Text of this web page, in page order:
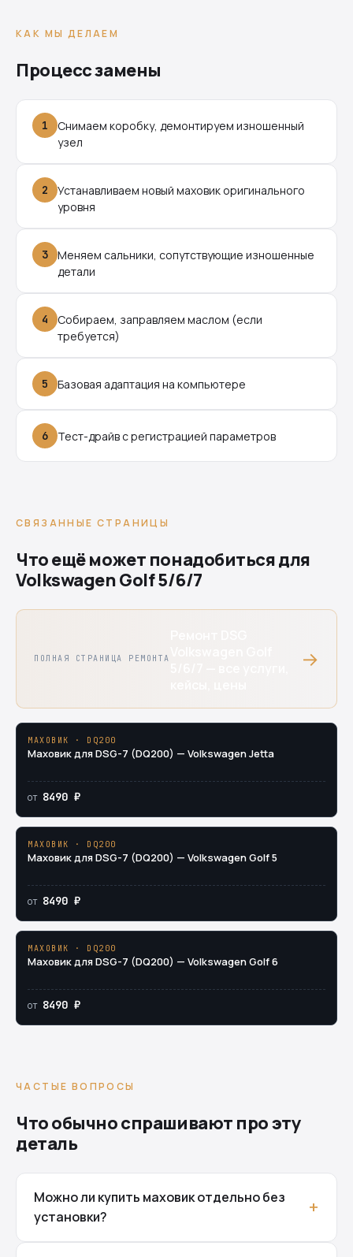
КАК МЫ ДЕЛАЕМ
Процесс замены
1
Снимаем коробку, демонтируем изношенный
узел
2
Устанавливаем новый маховик оригинального
уровня
3
Меняем сальники, сопутствующие изношенные
детали
4
Собираем, заправляем маслом (если
требуется)
5 Базовая адаптация на компьютере
6 Тест-драйв с регистрацией параметров
СВЯЗАННЫЕ СТРАНИЦЫ
Что ещё может понадобиться для
Volkswagen Golf 5/6/7
ПОЛНАЯ СТРАНИЦА РЕМОНТА →
МАХОВИК · DQ200
Маховик для DSG-7 (DQ200) — Volkswagen Jetta
от 8490 ₽
МАХОВИК · DQ200
Маховик для DSG-7 (DQ200) — Volkswagen Golf 5
от 8490 ₽
МАХОВИК · DQ200
Маховик для DSG-7 (DQ200) — Volkswagen Golf 6
от 8490 ₽
ЧАСТЫЕ ВОПРОСЫ
Что обычно спрашивают про эту
деталь
Можно ли купить маховик отдельно без
установки?